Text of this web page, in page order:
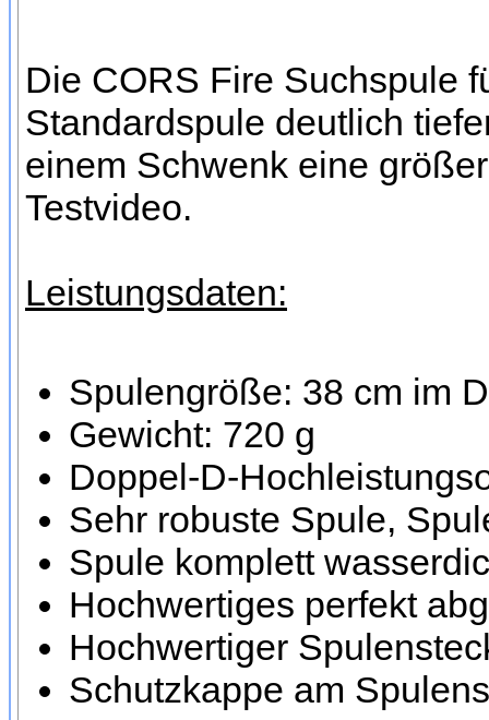
Die CORS Fire Suchspule
Standardspule deutlich
einem Schwenk eine
Testvideo.
Leistungsdaten:
Spulengröße: 38 cm im
Gewicht: 720 g
Doppel-D-
Sehr robuste Spule,
Spule komplett
Hochwertiges perfekt
Hochwertiger
Schutzkappe am